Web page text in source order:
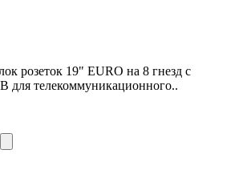
розеток 19" EURO на 8 гнезд с
для телекоммуникационного..